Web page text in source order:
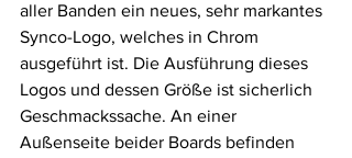
aller Banden ein neues, sehr markantes
Synco-Logo, welches in Chrom
ausgeführt ist. Die Ausführung dieses
Logos und dessen Größe ist sicherlich
Geschmackssache. An einer
Außenseite beider Boards befinden